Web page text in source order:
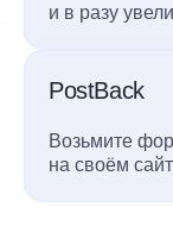
и в разу
PostBack
Возьмите
на своём